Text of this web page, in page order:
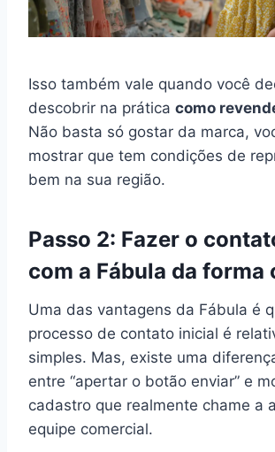
Isso também vale quando você
descobrir na prática como
Não basta só gostar da marca,
mostrar que tem condições de
bem na sua região.
Passo 2: Fazer o
com a Fábula da forma
Uma das vantagens da Fábula é
processo de contato inicial é
simples. Mas, existe uma
entre “apertar o botão enviar” e
cadastro que realmente chame a
equipe comercial.